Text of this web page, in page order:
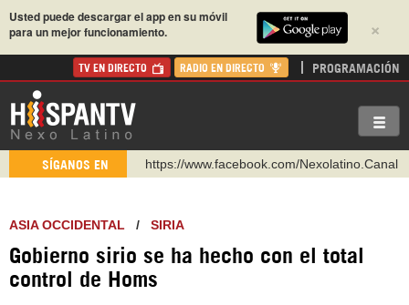
×
Usted puede descargar el app en su móvil
para un mejor funcionamiento.
TV EN DIRECTO RADIO EN DIRECTO PROGRAMACIÓN
SÍGANOS EN
https://www.facebook.com/Nexolatino.Canal
http://twitter.com/nexo_latino
https://t.me/hispantvcanal
https://urmedium.com/c/hispantv
ASIA OCCIDENTAL / SIRIA
Gobierno sirio se ha hecho con el total
control de Homs